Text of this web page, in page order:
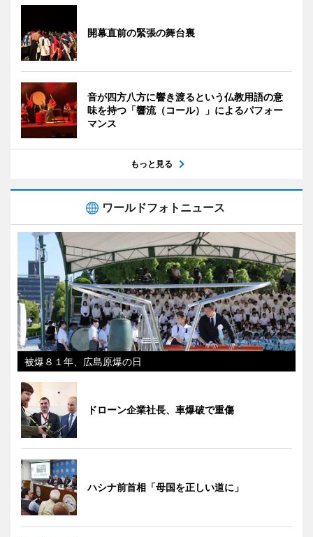
開幕直前の緊張の舞台裏
音が四方八方に響き渡るという仏教用語の意
味を持つ「響流（コール）」によるパフォー
マンス
もっと見る
ワールドフォトニュース
被爆８１年、広島原爆の日
ドローン企業社長、車爆破で重傷
ハシナ前首相「母国を正しい道に」